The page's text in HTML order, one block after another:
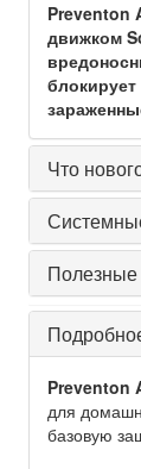
Preventon
движком
Что
Полезные
Preventon
для
базовую